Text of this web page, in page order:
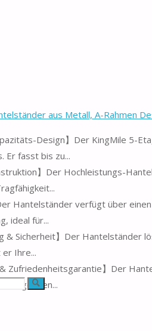
Suche
aus Metall, A-Rahmen
Design】Der KingMile 5-
Er fasst bis zu...
】Der Hochleistungs-
Hantelständer verfügt über
ideal für...
& Sicherheit】Der
Ihre...
& Zufriedenheitsgarantie】Der